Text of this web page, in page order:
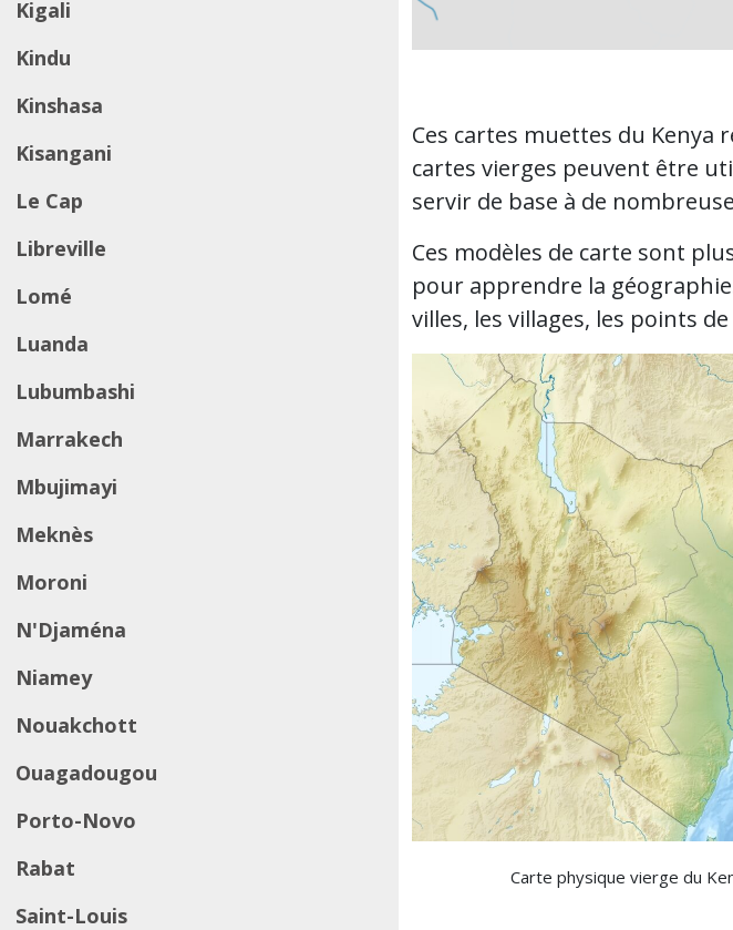
Kigali
Kindu
Kinshasa
Kisangani
Le Cap
Libreville
Lomé
Luanda
Lubumbashi
Marrakech
Mbujimayi
Meknès
Moroni
N'Djaména
Niamey
Nouakchott
Ouagadougou
Porto-Novo
Rabat
Saint-Louis
Ces cartes muettes du Kenya
cartes vierges peuvent être
servir de base à de
Ces modèles de carte sont
pour apprendre la
villes, les villages, les points
Carte physique vierge du